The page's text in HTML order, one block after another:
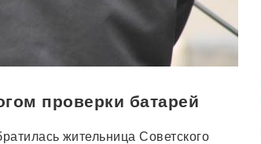
проверки батарей
жительница Советского